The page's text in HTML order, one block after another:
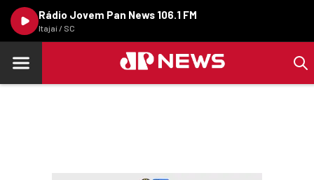
Rádio Jovem Pan News 106.1 FM
Itajaí / SC